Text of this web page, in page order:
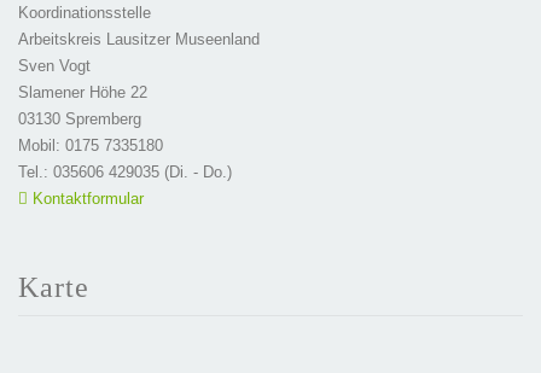
Koordinationsstelle
Arbeitskreis Lausitzer Museenland
Sven Vogt
Slamener Höhe 22
03130 Spremberg
Mobil: 0175 7335180
Tel.: 035606 429035 (Di. - Do.)
Kontaktformular
Karte